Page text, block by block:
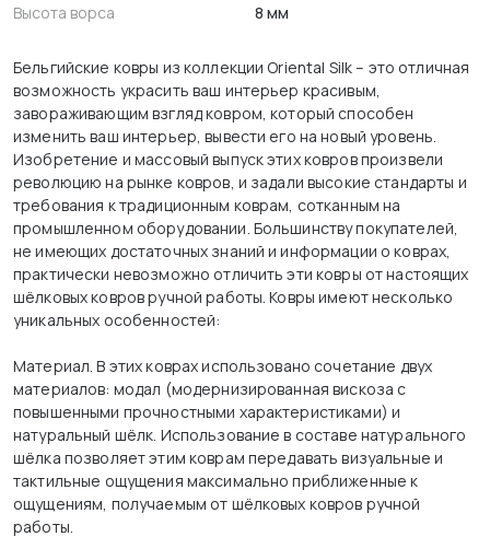
Высота ворса
8 мм
Бельгийские ковры из коллекции Oriental Silk – это отличная
возможность украсить ваш интерьер красивым,
завораживающим взгляд ковром, который способен
изменить ваш интерьер, вывести его на новый уровень.
Изобретение и массовый выпуск этих ковров произвели
революцию на рынке ковров, и задали высокие стандарты и
требования к традиционным коврам, сотканным на
промышленном оборудовании. Большинству покупателей,
не имеющих достаточных знаний и информации о коврах,
практически невозможно отличить эти ковры от настоящих
шёлковых ковров ручной работы. Ковры имеют несколько
уникальных особенностей:
Материал. В этих коврах использовано сочетание двух
материалов: модал (модернизированная вискоза с
повышенными прочностными характеристиками) и
натуральный шёлк. Использование в составе натурального
шёлка позволяет этим коврам передавать визуальные и
тактильные ощущения максимально приближенные к
ощущениям, получаемым от шёлковых ковров ручной
работы.